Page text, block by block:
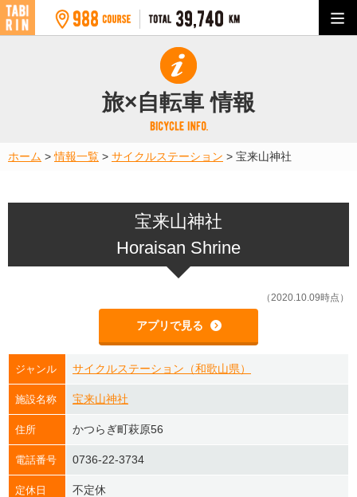
旅×自転車 情報
ホーム >情報一覧 > サイクルステーション > 宝来山神社
宝来山神社
Horaisan Shrine
（2020.10.09時点）
アプリで見る
ジャンル サイクルステーション（和歌山県）
施設名称 宝来山神社
住所 かつらぎ町萩原56
電話番号 0736-22-3734
定休日 不定休